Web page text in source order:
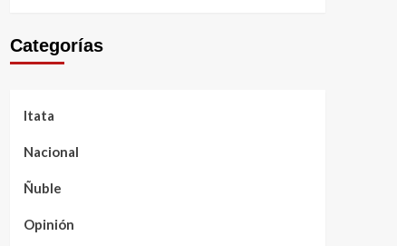
Categorías
Itata
Nacional
Ñuble
Opinión